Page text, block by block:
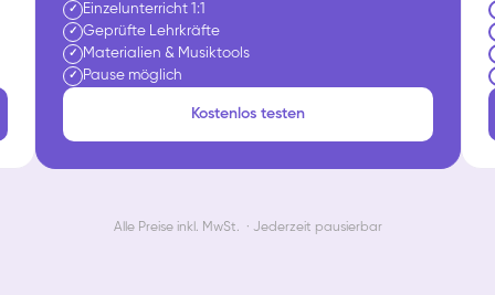
✓ Einzelunterricht 1:1
✓ Geprüfte Lehrkräfte
✓ Materialien & Musiktools
✓ Pause möglich
Kostenlos testen
Alle Preise inkl. MwSt. · Jederzeit pausierbar